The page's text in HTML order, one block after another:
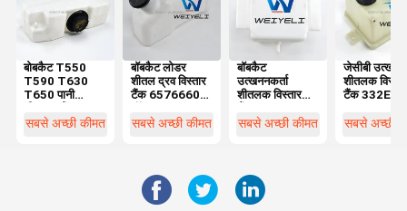
बोबकैट T550
T590 T630
T650 पानी
7220028 लोडर
सबसे अच्छी कीमत
बॉबकैट लोडर
शीतल द्रव विस्तार
टैंक 6576660
732 लोडर
सबसे अच्छी कीमत
बॉबकैट
उत्खननकर्ता
शीतलक विस्तार
7286508 E32
सबसे अच्छी कीमत
जेसीबी
शीतलक विस्तार
टैंक
लोडर रेडिएटर
सबसे अच्छी